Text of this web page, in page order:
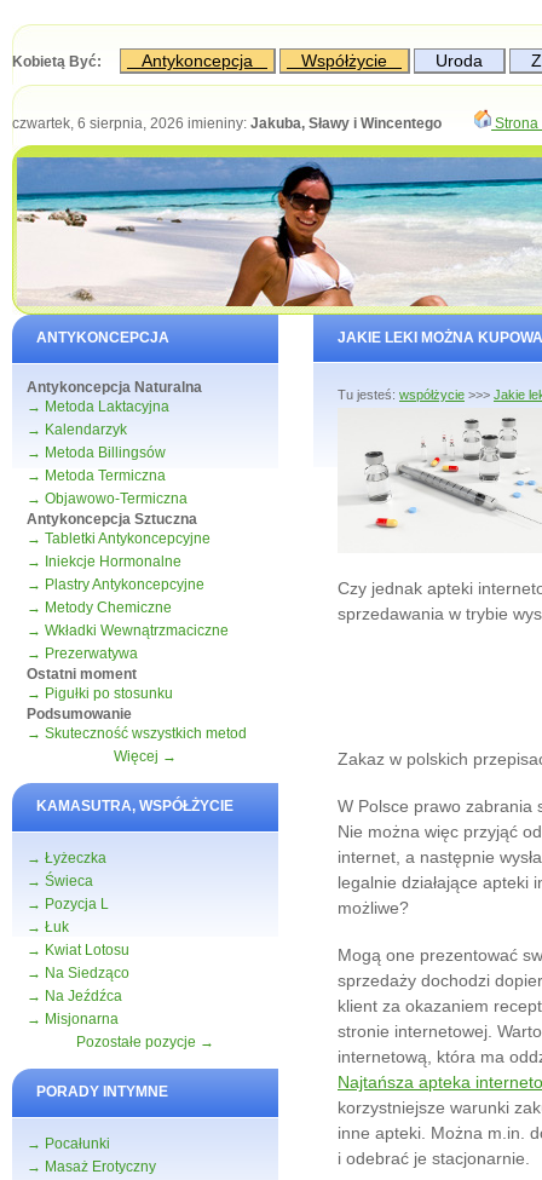
Kobietą Być: Antykoncepcja Współżycie Uroda
czwartek, 6 sierpnia, 2026 imieniny: Jakuba, Sławy i Wincentego Strona
ANTYKONCEPCJA
Antykoncepcja Naturalna
→ Metoda Laktacyjna
→ Kalendarzyk
→ Metoda Billingsów
→ Metoda Termiczna
→ Objawowo-Termiczna
Antykoncepcja Sztuczna
→ Tabletki Antykoncepcyjne
→ Iniekcje Hormonalne
→ Plastry Antykoncepcyjne
→ Metody Chemiczne
→ Wkładki Wewnątrzmaciczne
→ Prezerwatywa
Ostatni moment
→ Pigułki po stosunku
Podsumowanie
→ Skuteczność wszystkich metod
Więcej →
KAMASUTRA, WSPÓŁŻYCIE
→ Łyżeczka
→ Świeca
→ Pozycja L
→ Łuk
→ Kwiat Lotosu
→ Na Siedząco
→ Na Jeźdźca
→ Misjonarna
Pozostałe pozycje →
PORADY INTYMNE
→ Pocałunki
→ Masaż Erotyczny
JAKIE LEKI MOŻNA
Tu jesteś: współżycie >>> Jakie
Czy jednak apteki
sprzedawania w trybie
Zakaz w polskich
W Polsce prawo zabrania
Nie można więc przyjąć
internet, a następnie
legalnie działające apteki
możliwe?
Mogą one prezentować
sprzedaży dochodzi
klient za okazaniem
stronie internetowej.
internetową, która ma
Najtańsza apteka
korzystniejsze warunki
inne apteki. Można m.in.
i odebrać je stacjonarnie.